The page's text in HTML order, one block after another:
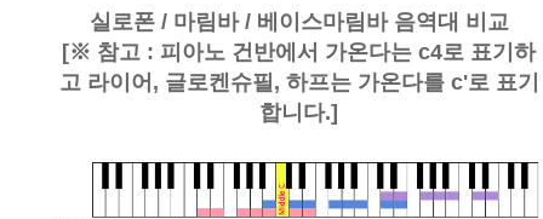
실로폰 / 마림바 / 베이스마림바 음역대 비교
[※ 참고 : 피아노 건반에서 가온다는 c4로 표기하
고 라이어, 글로켄슈필, 하프는 가온다를 c'로 표기
합니다.]